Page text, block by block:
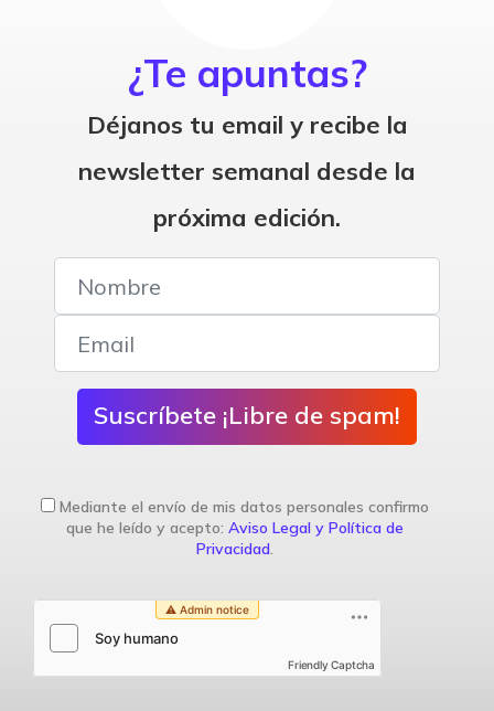
¿Te apuntas?
Déjanos tu email y recibe la
newsletter semanal desde la
próxima edición.
Suscríbete ¡Libre de spam!
Mediante el envío de mis datos personales confirmo
que he leído y acepto: Aviso Legal y Política de
Privacidad.
Friendly Captcha